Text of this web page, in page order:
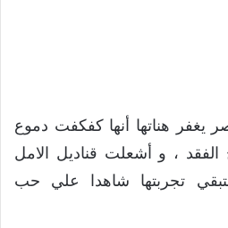
يغفر هناتها أنها كفكفت دموع
، و أشعلت قناديل الامل
تجربتها شاهدا علي حب